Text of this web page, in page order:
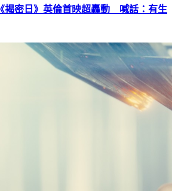
揭密日》英倫首映超轟動 喊話：有生